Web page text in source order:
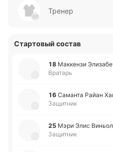
Тренер
Стартовый состав
18 Ма­кке­нзи
Вратарь
16 Са­ма­нта Райан
Защитник
25 Мэри Элис
Защитник